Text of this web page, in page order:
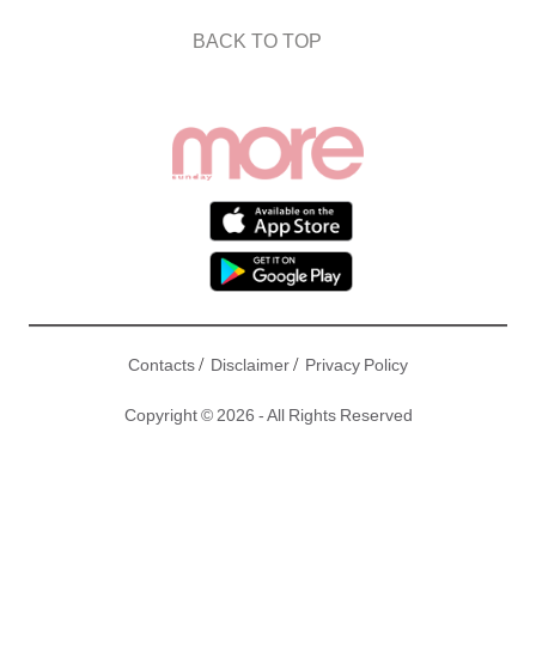
BACK TO TOP
Contacts/ Disclaimer/ Privacy Policy
Copyright © 2026 - All Rights Reserved